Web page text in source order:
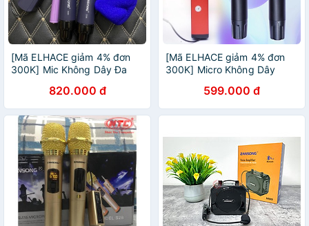
[Mã ELHACE giảm 4% đơn
300K] Mic Không Dây Đa
Micro Kèm Chống Lăn Pin
Bông Dây Sạc
820.000 đ
[Mã ELHACE giảm 4% đơn
300K] Micro Không Dây
Vang, Zansong ZS25 Âm
Thanh Cực Hay
599.000 đ